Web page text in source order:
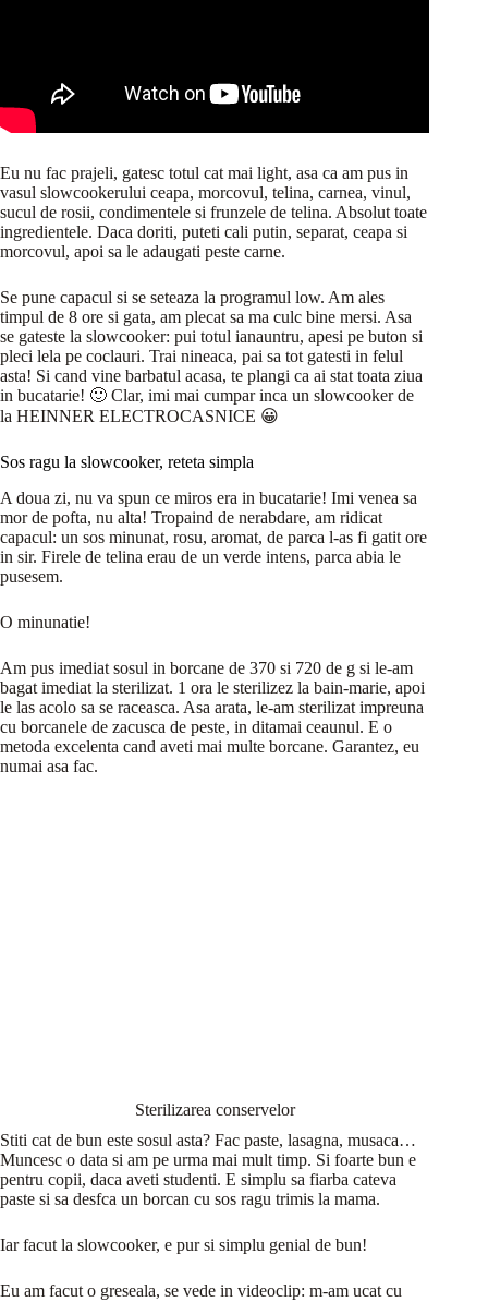
Eu nu fac prajeli, gatesc totul cat mai light, asa ca am pus in
vasul slowcookerului ceapa, morcovul, telina, carnea, vinul,
sucul de rosii, condimentele si frunzele de telina. Absolut toate
ingredientele. Daca doriti, puteti cali putin, separat, ceapa si
morcovul, apoi sa le adaugati peste carne.
Se pune capacul si se seteaza la programul low. Am ales
timpul de 8 ore si gata, am plecat sa ma culc bine mersi. Asa
se gateste la slowcooker: pui totul ianauntru, apesi pe buton si
pleci lela pe coclauri. Trai nineaca, pai sa tot gatesti in felul
asta! Si cand vine barbatul acasa, te plangi ca ai stat toata ziua
in bucatarie! 🙂 Clar, imi mai cumpar inca un slowcooker de
la HEINNER ELECTROCASNICE 😀
Sos ragu la slowcooker, reteta simpla
A doua zi, nu va spun ce miros era in bucatarie! Imi venea sa
mor de pofta, nu alta! Tropaind de nerabdare, am ridicat
capacul: un sos minunat, rosu, aromat, de parca l-as fi gatit ore
in sir. Firele de telina erau de un verde intens, parca abia le
pusesem.
O minunatie!
Am pus imediat sosul in borcane de 370 si 720 de g si le-am
bagat imediat la sterilizat. 1 ora le sterilizez la bain-marie, apoi
le las acolo sa se raceasca. Asa arata, le-am sterilizat impreuna
cu borcanele de zacusca de peste, in ditamai ceaunul. E o
metoda excelenta cand aveti mai multe borcane. Garantez, eu
numai asa fac.
Sterilizarea conservelor
Stiti cat de bun este sosul asta? Fac paste, lasagna, musaca…
Muncesc o data si am pe urma mai mult timp. Si foarte bun e
pentru copii, daca aveti studenti. E simplu sa fiarba cateva
paste si sa desfca un borcan cu sos ragu trimis la mama.
Iar facut la slowcooker, e pur si simplu genial de bun!
Eu am facut o greseala, se vede in videoclip: m-am ucat cu